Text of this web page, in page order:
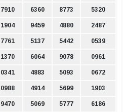
7910 6360 8773 5320
1904 9459 4880 2487
7761 5137 5442 0539
1370 6064 9078 0961
0341 4883 5093 0672
0988 4914 5699 1903
9470 5069 5777 6186